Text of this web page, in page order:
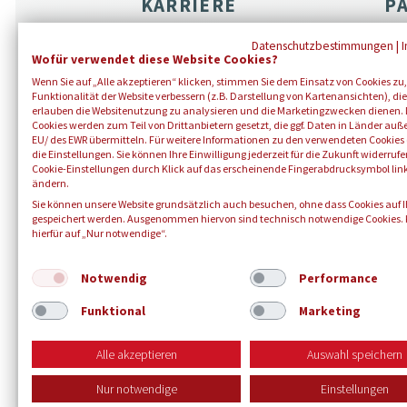
Der Blutspendedienst
Berufswelten
Stellenangebote
Ausbildung
© 2026
Datenschutzbestimmungen |
Wofür verwendet diese Website Cookies?
Wenn Sie auf „Alle akzeptieren“ klicken, stimmen Sie dem Einsatz von Cookies
Funktionalität der Website verbessern (z.B. Darstellung von Kartenansichten),
erlauben die Websitenutzung zu analysieren und die Marketingzwecken dienen.
Cookies werden zum Teil von Drittanbietern gesetzt, die ggf. Daten in Länder
EU/ des EWR übermitteln. Für weitere Informationen zu den verwendeten Cookies
die Einstellungen. Sie können Ihre Einwilligung jederzeit für die Zukunft
Cookie-Einstellungen durch Klick auf das erscheinende Fingerabdrucksymbol
ändern.
Sie können unsere Website grundsätzlich auch besuchen, ohne dass Cookies auf
gespeichert werden. Ausgenommen hiervon sind technisch notwendige Cookies.
hierfür auf „Nur notwendige“.
Notwendig
Performance
Funktional
Marketing
Alle akzeptieren Auswahl speichern
Nur notwendige Einstellungen